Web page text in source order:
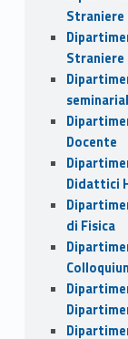
Straniere
Straniere
Docente
Didattici
di Fisica